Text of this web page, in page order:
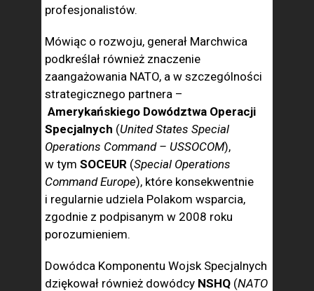
profesjonalistów.
Mówiąc o rozwoju, generał Marchwica
podkreślał również znaczenie
zaangażowania NATO, a w szczególności
strategicznego partnera –
Amerykańskiego Dowództwa Operacji
Specjalnych (United States Special
Operations Command – USSOCOM),
w tym SOCEUR (Special Operations
Command Europe), które konsekwentnie
i regularnie udziela Polakom wsparcia,
zgodnie z podpisanym w 2008 roku
porozumieniem.
Dowódca Komponentu Wojsk Specjalnych
dziękował również dowódcy NSHQ (NATO